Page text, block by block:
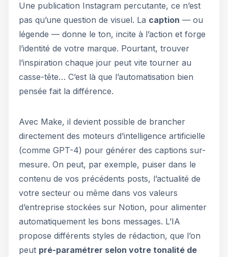
Une publication Instagram percutante, ce n’est
pas qu’une question de visuel. La caption — ou
légende — donne le ton, incite à l’action et forge
l’identité de votre marque. Pourtant, trouver
l’inspiration chaque jour peut vite tourner au
casse-tête… C’est là que l’automatisation bien
pensée fait la différence.
Avec Make, il devient possible de brancher
directement des moteurs d’intelligence artificielle
(comme GPT-4) pour générer des captions sur-
mesure. On peut, par exemple, puiser dans le
contenu de vos précédents posts, l’actualité de
votre secteur ou même dans vos valeurs
d’entreprise stockées sur Notion, pour alimenter
automatiquement les bons messages. L’IA
propose différents styles de rédaction, que l’on
peut pré-paramétrer selon votre tonalité de